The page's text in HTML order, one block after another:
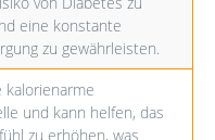
eine konstante
zu gewährleisten.
kalorienarme
und kann helfen, das
zu erhöhen, was